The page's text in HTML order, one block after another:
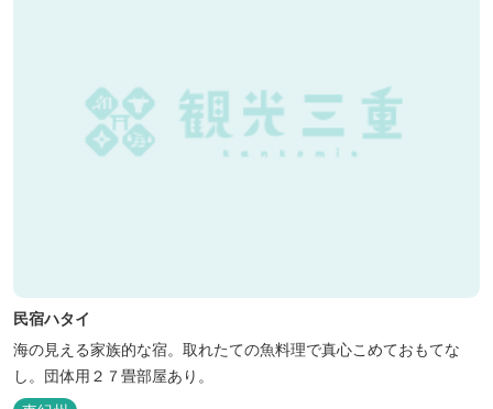
民宿ハタイ
海の見える家族的な宿。取れたての魚料理で真心こめておもてな
し。団体用２７畳部屋あり。